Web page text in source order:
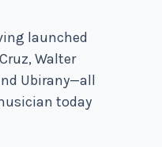
launched
Walter
Ubirany—all
today